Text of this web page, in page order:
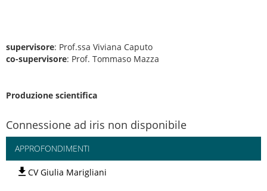
supervisore: Prof.ssa Viviana Caputo
co-supervisore: Prof. Tommaso Mazza
Produzione scientifica
Connessione ad iris non disponibile
APPROFONDIMENTI
CV Giulia Marigliani